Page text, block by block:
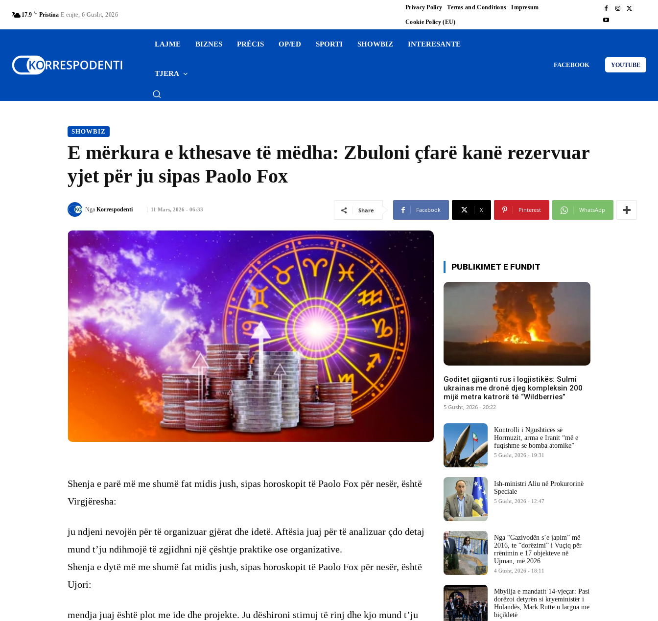
17.9 C Pristina E enjte, 6 Gusht, 2026
Privacy Policy Terms and Conditions Impresum
Cookie Policy (EU)
LAJME BIZNES PRÉCIS OP/ED SPORTI SHOWBIZ INTERESANTE
TJERA
FACEBOOK YOUTUBE
SHOWBIZ
​E mërkura e kthesave të mëdha: Zbuloni çfarë kanë rezervuar
yjet për ju sipas Paolo Fox
11 Mars, 2026 - 06:33
Nga Korrespodenti Share Facebook X Pinterest WhatsApp
Shenja e parë më me shumë fat midis jush, sipas horoskopit të Paolo Fox për nesër, është
Virgjëresha:
ju ndjeni nevojën për të organizuar gjërat dhe idetë. Aftësia juaj për të analizuar çdo detaj
mund t’ju ndihmojë të zgjidhni një çështje praktike ose organizative.
Shenja e dytë më me shumë fat midis jush, sipas horoskopit të Paolo Fox për nesër, është
Ujori:
mendja juaj është plot me ide dhe projekte. Ju dëshironi stimuj të rinj dhe kjo mund t’ju
PUBLIKIMET E FUNDIT
Goditet gjiganti rus i logjistikës: Sulmi
ukrainas me dronë djeg kompleksin 200
mijë metra katrorë të “Wildberries”
5 Gusht, 2026 - 20:22
Kontrolli i Ngushticës së
Hormuzit, arma e Iranit “më e
fuqishme se bomba atomike”
5 Gusht, 2026 - 19:31
Ish-ministri ​Aliu në Prokurorinë
Speciale
5 Gusht, 2026 - 12:47
Nga “Gazivodën s’e japim” më
2016, te “dorëzimi” i Vuçiq për
rrënimin e 17 objekteve në
Ujman, më 2026
4 Gusht, 2026 - 18:11
Mbyllja e mandatit 14-vjeçar: Pasi
dorëzoi detyrën si kryeministër i
Holandës, Mark Rutte u largua me
biçikletë